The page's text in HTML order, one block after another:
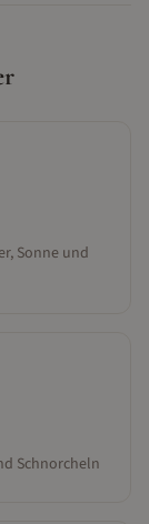
Sonne und
Schnorcheln